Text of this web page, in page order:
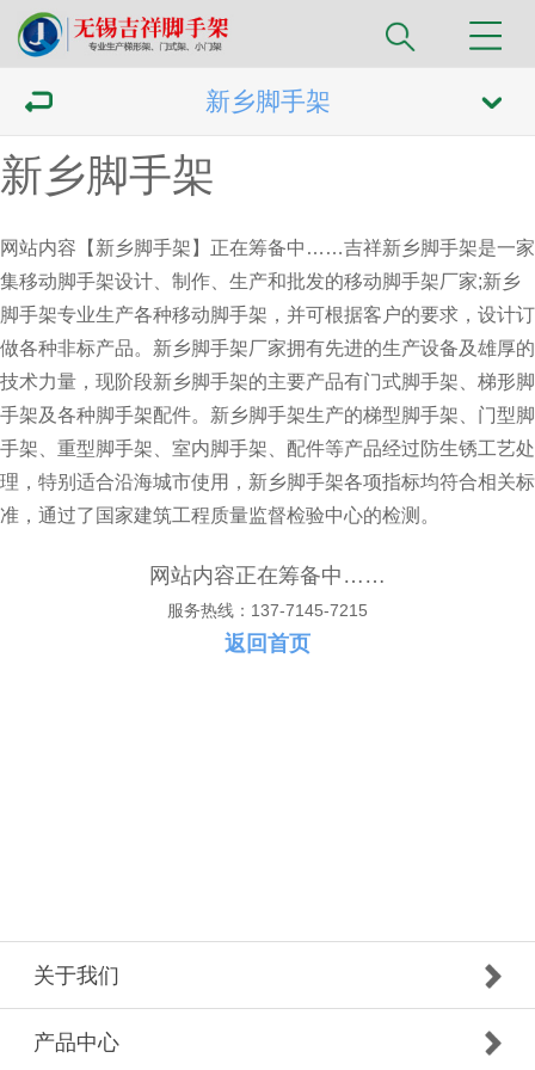
新乡脚手架
新乡脚手架
网站内容【新乡脚手架】正在筹备中……吉祥新乡脚手架是一家
集移动脚手架设计、制作、生产和批发的移动脚手架厂家;新乡
脚手架专业生产各种移动脚手架，并可根据客户的要求，设计订
做各种非标产品。新乡脚手架厂家拥有先进的生产设备及雄厚的
技术力量，现阶段新乡脚手架的主要产品有门式脚手架、梯形脚
手架及各种脚手架配件。新乡脚手架生产的梯型脚手架、门型脚
手架、重型脚手架、室内脚手架、配件等产品经过防生锈工艺处
理，特别适合沿海城市使用， 新乡脚手架各项指标均符合相关标
准，通过了国家建筑工程质量监督检验中心的检测。
网站内容正在筹备中……
服务热线：137-7145-7215
返回首页
关于我们
产品中心